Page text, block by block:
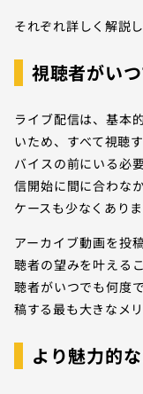
それぞれ詳しく解説し
視聴者がい
ライブ配信は、基本
いため、すべて視聴
バイスの前にいる必
信開始に間に合わな
ケースも少なくありま
アーカイブ動画を投
聴者の望みを叶える
聴者がいつでも何度
稿する最も大きなメリ
より魅力的